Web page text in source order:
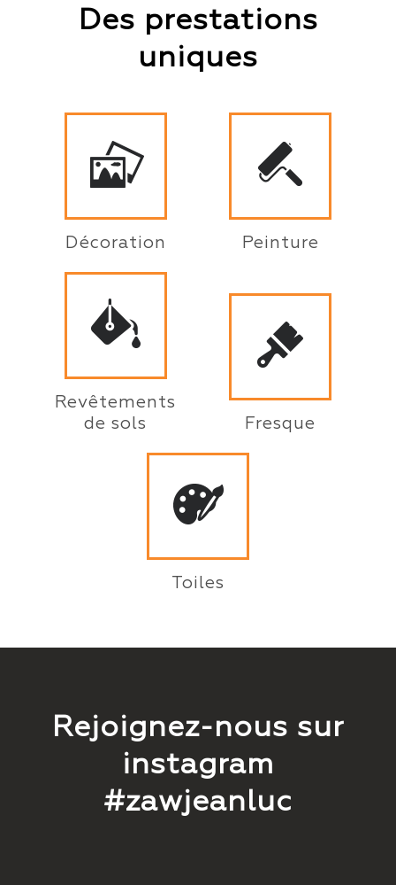
Des prestations
uniques
Décoration Peinture
Revêtements
de sols
Fresque
Toiles
Rejoignez-nous sur
instagram
#zawjeanluc